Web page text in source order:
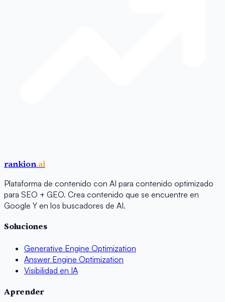
rankion.ai
Plataforma de contenido con AI para contenido optimizado
para SEO + GEO. Crea contenido que se encuentre en
Google Y en los buscadores de AI.
Soluciones
Generative Engine Optimization
Answer Engine Optimization
Visibilidad en IA
Aprender